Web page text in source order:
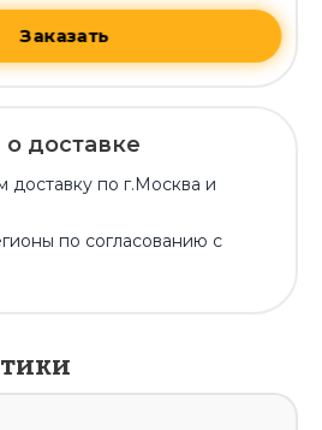
Заказать
доставке
доставку по г.Москва и
по согласованию с